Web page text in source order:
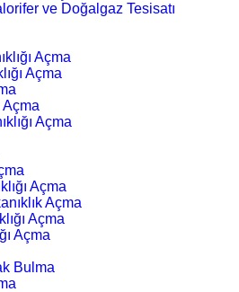
ve Doğalgaz Tesisatı
Açma
Açma
Açma
Açma
Açma
Açma
Açma
Açma
Bulma